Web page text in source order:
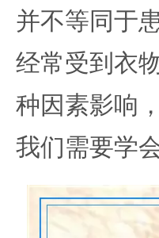
并不等同于
经常受到衣
种因素影响
我们需要学